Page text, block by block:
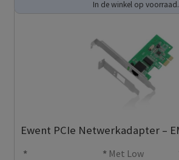
In de winkel op voorraad.
Ewent PCIe Netwerkadapter –
Met Low